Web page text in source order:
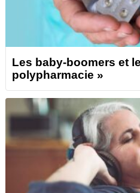
Les baby-boomers et
polypharmacie »